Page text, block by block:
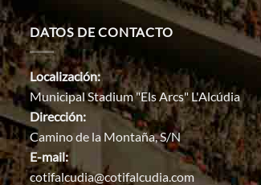
DATOS DE CONTACTO
Localización:
Municipal Stadium "Els Arcs" L'Alcúdia
Dirección:
Camino de la Montaña, S/N
E-mail:
cotifalcudia@cotifalcudia.com